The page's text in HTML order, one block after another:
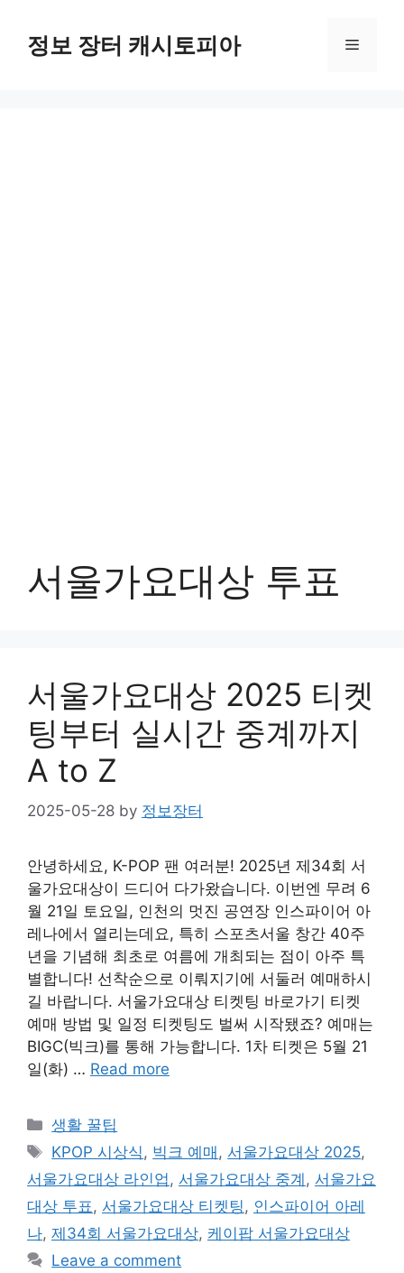
content정보 장터 캐시토피아 Menu
서울가요대상 투표
서울가요대상 2025 티켓
팅부터 실시간 중계까지
A to Z
2025-05-28 by 정보장터
안녕하세요, K-POP 팬 여러분! 2025년 제34회 서
울가요대상이 드디어 다가왔습니다. 이번엔 무려 6
월 21일 토요일, 인천의 멋진 공연장 인스파이어 아
레나에서 열리는데요, 특히 스포츠서울 창간 40주
년을 기념해 최초로 여름에 개최되는 점이 아주 특
별합니다! 선착순으로 이뤄지기에 서둘러 예매하시
길 바랍니다. 서울가요대상 티켓팅 바로가기 티켓
예매 방법 및 일정 티켓팅도 벌써 시작됐죠? 예매는
BIGC(빅크)를 통해 가능합니다. 1차 티켓은 5월 21
일(화) … Read more
Categories
생활 꿀팁
Tags
KPOP 시상식 , 빅크 예매 , 서울가요대상 2025,
서울가요대상 라인업 , 서울가요대상 중계 , 서울가요
대상 투표 , 서울가요대상 티켓팅 , 인스파이어 아레
나, 제34회 서울가요대상, 케이팝 서울가요대상
Leave a comment